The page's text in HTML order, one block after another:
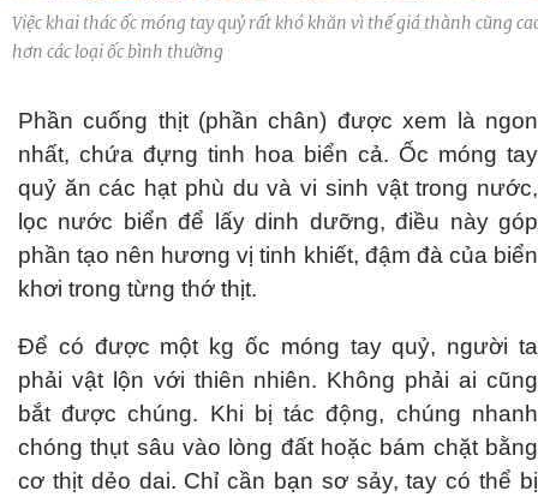
Việc khai thác ốc móng tay quỷ rất khó khăn vì thế giá thành cũng
hơn các loại ốc bình thường
Phần cuống thịt (phần chân) được xem là ngon
nhất, chứa đựng tinh hoa biển cả. Ốc móng tay
quỷ ăn các hạt phù du và vi sinh vật trong nước,
lọc nước biển để lấy dinh dưỡng, điều này góp
phần tạo nên hương vị tinh khiết, đậm đà của biển
khơi trong từng thớ thịt.
Để có được một kg ốc móng tay quỷ, người ta
phải vật lộn với thiên nhiên. Không phải ai cũng
bắt được chúng. Khi bị tác động, chúng nhanh
chóng thụt sâu vào lòng đất hoặc bám chặt bằng
cơ thịt dẻo dai. Chỉ cần bạn sơ sảy, tay có thể bị